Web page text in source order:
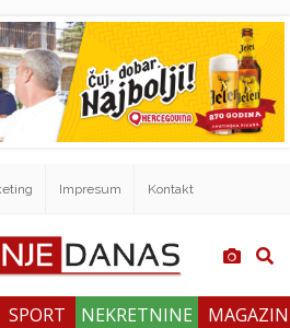
Impresum Kontakt
SPORT NEKRETNINE